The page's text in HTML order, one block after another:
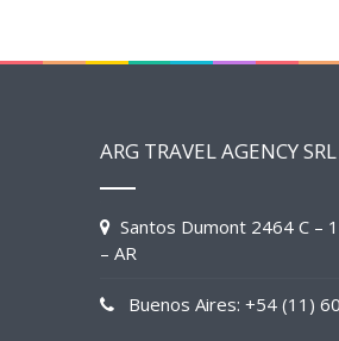
ARG TRAVEL AGENCY SRL
Santos Dumont 2464 C –
– AR
Buenos Aires: +54 (11)